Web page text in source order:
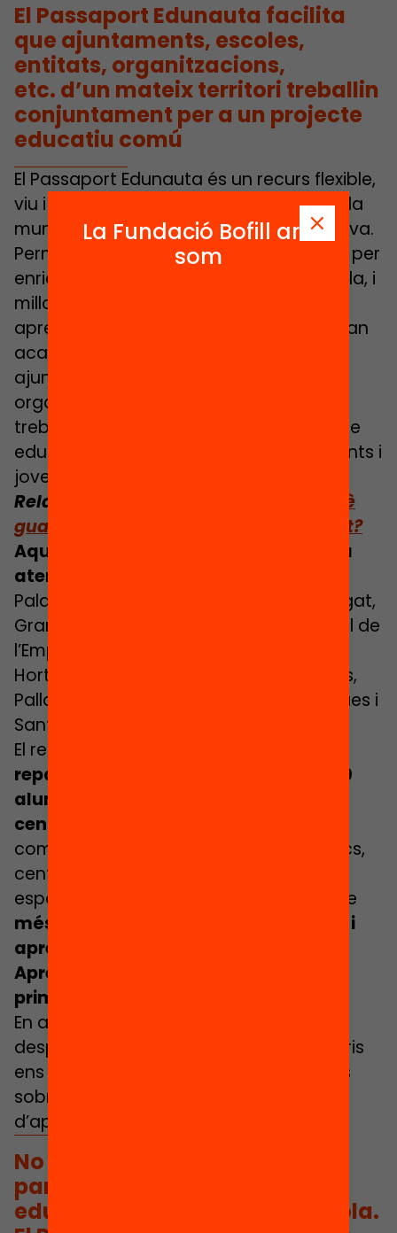
El Passaport Edunauta facilita
que ajuntaments, escoles,
entitats, organitzacions,
etc. d’un mateix territori treballin
conjuntament per a un projecte
educatiu comú
El Passaport Edunauta és un recurs flexible,
viu i adaptable a les necessitats de cada
municipi per potenciar l’equitat educativa.
Permet una àmplia varietat d’activitats per
enriquir l’oferta educativa del fora escola, i
millora l’accés i la connexió dels
aprenentatges que els infants viuen quan
acaba l’horari lectiu. A més, facilita que
ajuntaments, escoles, entitats,
organitzacions… d’un mateix territori
treballin conjuntament per a un projecte
educatiu comú que arribi a tots els infants i
joves.
Relacionat:
La veu dels edunautes: què
guarden dins del seu preuat Passaport?
Aquest any el Passaport Edunauta ha
aterrat a 15 territoris del país:
Palafrugell, Terrassa, Sant Boi de Llobregat,
Granollers, Tàrrega, Tarragona, La Bisbal de
l’Empordà, Amposta, Sant Vicenç dels
Horts, Esplugues, Vilafranca del Penedès,
Pallars Jussà, i Carmel – Font d’en Fargues i
Sant Andreu (Barcelona).
El resultat han estat
repartint el Passaport a gairebé 7.000
alumnes que han pogut viatjar a un
centenar de destinacions edunautes
com biblioteques, museus, centres cívics,
centres socioeducatius i equipaments
esportius, on han gaudit d’una oferta de
més de 300 activitats per a descobrir i
aprendre.
Aprenentatges viscuts en aquesta
primera edició
En aquest primer any de vida, el
desplegament del Passaport als territoris
ens ha permès extreure lliçons valuoses
sobre la connexió i el reconeixement
d’aprenentatges des dels municipis.
No tots els nens i nenes
participen d’activitats
educatives més enllà de l’escola.
La Fundació Bofill ara
som